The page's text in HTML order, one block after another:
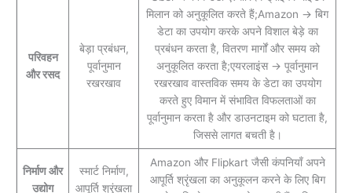
परिवहन
और रसद
बेड़ा प्रबंधन,
पूर्वानुमान
रखरखाव
मिलान को अनुकूलित करते हैं;Amazon → बिग
डेटा का उपयोग करके अपने विशाल बेड़े का
प्रबंधन करता है, वितरण मार्गों और समय को
अनुकूलित करता है;एयरलाइंस → पूर्वानुमान
रखरखाव वास्तविक समय के डेटा का उपयोग
करते हुए विमान में संभावित विफलताओं का
पूर्वानुमान करता है और डाउनटाइम को घटाता है,
जिससे लागत बचती है।
निर्माण और
उद्योग
स्मार्ट निर्माण,
आपूर्ति श्रृंखला
Amazon और Flipkart जैसी कंपनियाँ अपने
आपूर्ति श्रृंखला का अनुकूलन करने के लिए बिग